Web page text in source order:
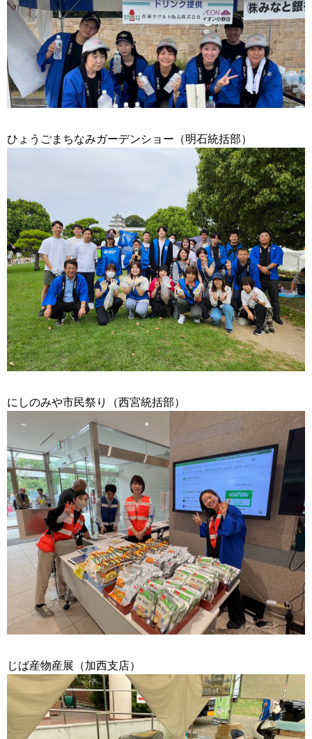
ひょうごまちなみガーデンショー（明石統括部）
にしのみや市民祭り（西宮統括部）
じば産物産展（加西支店）